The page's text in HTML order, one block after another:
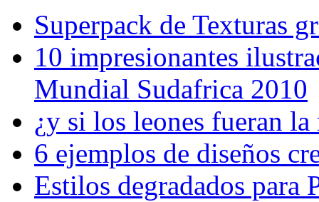
Superpack de Texturas
10 impresionantes
Mundial Sudafrica 2010
¿y si los leones fueran la
6 ejemplos de diseños
Estilos degradados para